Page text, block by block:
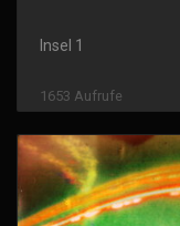
Insel 1
1653 Aufrufe